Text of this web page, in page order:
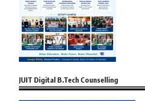
JUIT Digital B.Tech Counselling